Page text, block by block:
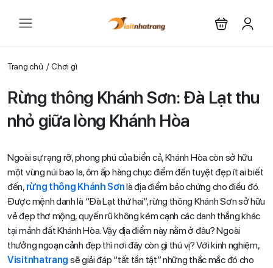
Trang chủ Chơi gì
Rừng thông Khánh Sơn: Đà Lạt thu
nhỏ giữa lòng Khánh Hòa
Ngoài sự rạng rỡ, phong phú của biển cả, Khánh Hòa còn sở hữu
một vùng núi bao la, ôm ấp hàng chục điểm đến tuyệt đẹp ít ai biết
đến, rừng thông Khánh Sơnlà địa điểm bảo chứng cho điều đó.
Được mệnh danh là “Đà Lạt thứ hai”, rừng thông Khánh Sơn sở hữu
vẻ đẹp thơ mộng, quyến rũ không kém cạnh các danh thắng khác
tại mảnh đất Khánh Hòa. Vậy địa điểm này nằm ở đâu? Ngoài
thưởng ngoạn cảnh đẹp thì nơi đây còn gì thú vị? Với kinh nghiệm,
Visitnhatrang sẽ giải đáp “tất tần tật” những thắc mắc đó cho